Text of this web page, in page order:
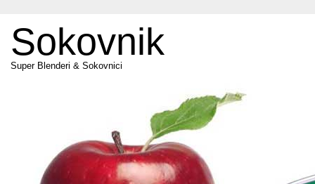
Sokovnik
Super Blenderi & Sokovnici